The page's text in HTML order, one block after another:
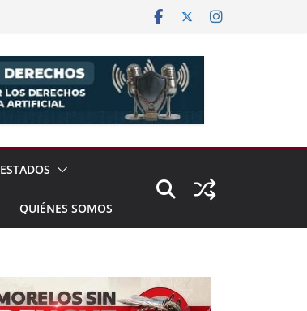
ESTADOS
QUIÉNES SOMOS